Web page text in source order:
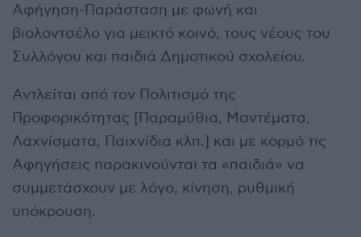
Αφήγηση-Παράσταση με φωνή και
βιολοντσέλο για μεικτό κοινό, τους νέους του
Συλλόγου και παιδιά Δημοτικού σχολείου.
Αντλείται από τον Πολιτισμό της
Προφορικότητας [Παραμύθια, Μαντέματα,
Λαχνίσματα, Παιχνίδια κλπ.] και με κορμό τις
Αφηγήσεις παρακινούνται τα «παιδιά» να
συμμετάσχουν με λόγο, κίνηση, ρυθμική
υπόκρουση.